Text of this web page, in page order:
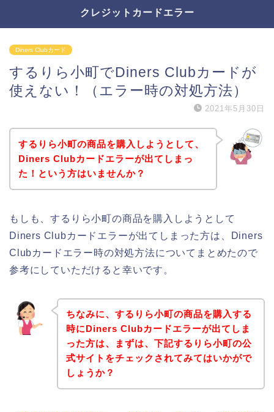
クレジットカードエラー
Diners Clubカード
するりら小町でDiners Clubカードが
使えない！（エラー時の対処方法）
2021年5月30日
するりら小町の商品を購入しようとして、
Diners Clubカードエラーが出てしまっ
た！という方はいませんか？
もしも、するりら小町の商品を購入しようとして
Diners Clubカードエラーが出てしまった方は、Diners
Clubカードエラー時の対処方法についてまとめたので
参考にしていただけると幸いです。
ちなみに、するりら小町の商品を購入する
時にDiners Clubカードエラーが出てしま
った方は、まずは、下記するりら小町の公
式サイトをチェックされてみてはいかがで
しょうか？